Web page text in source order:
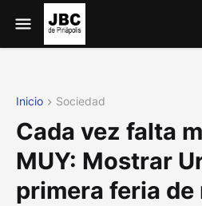
Inicio Sociedad
Cada vez falta
MUY: Mostrar
primera feria de